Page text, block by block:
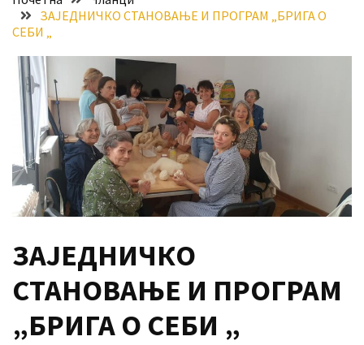
Хидросистема
Дунав–
Тиса–
Дунав
Пријава
ваучере
Расписан
конкурс
стицање
права
коришћења
знака
„Најбоље
ЗАЈЕДНИЧКО СТАНОВАЊЕ И ПРОГРАМ „БРИГА О
СЕБИ „
ЗАЈЕДНИЧКО
СТАНОВАЊЕ И ПРОГРАМ
„БРИГА О СЕБИ „